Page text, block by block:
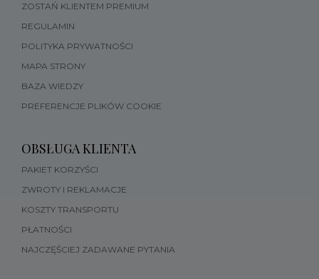
ZOSTAŃ KLIENTEM PREMIUM
REGULAMIN
POLITYKA PRYWATNOŚCI
MAPA STRONY
BAZA WIEDZY
PREFERENCJE PLIKÓW COOKIE
OBSŁUGA KLIENTA
PAKIET KORZYŚCI
ZWROTY I REKLAMACJE
KOSZTY TRANSPORTU
PŁATNOŚCI
NAJCZĘŚCIEJ ZADAWANE PYTANIA